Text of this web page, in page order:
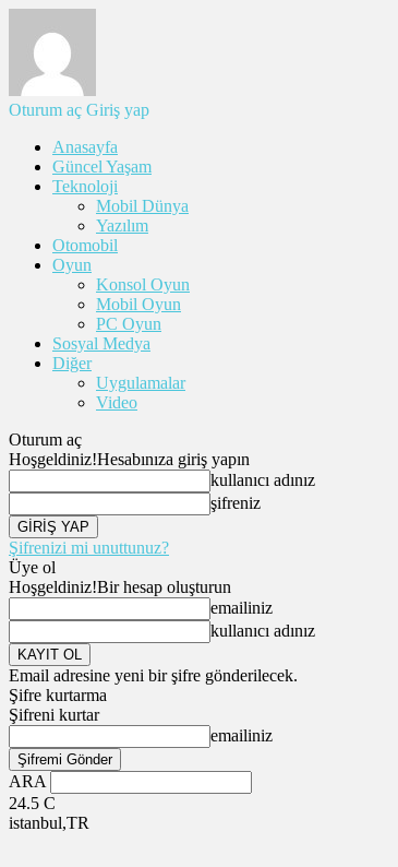
Oturum aç Giriş yap
Anasayfa
Güncel Yaşam
Teknoloji
Mobil Dünya
Yazılım
Otomobil
Oyun
Konsol Oyun
Mobil Oyun
PC Oyun
Sosyal Medya
Diğer
Uygulamalar
Video
Oturum aç
Hoşgeldiniz!Hesabınıza giriş yapın
kullanıcı adınız
şifreniz
Şifrenizi mi unuttunuz?
Üye ol
Hoşgeldiniz!Bir hesap oluşturun
emailiniz
kullanıcı adınız
Email adresine yeni bir şifre gönderilecek.
Şifre kurtarma
Şifreni kurtar
emailiniz
ARA
24.5 C
istanbul,TR